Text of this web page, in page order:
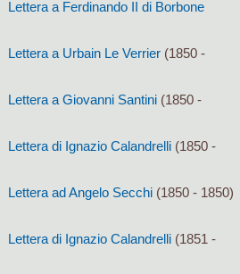
Lettera a Ferdinando II di Borbone
Lettera a Urbain Le Verrier (1850 -
Lettera a Giovanni Santini (1850 -
Lettera di Ignazio Calandrelli (1850 -
Lettera ad Angelo Secchi (1850 - 1850)
Lettera di Ignazio Calandrelli (1851 -